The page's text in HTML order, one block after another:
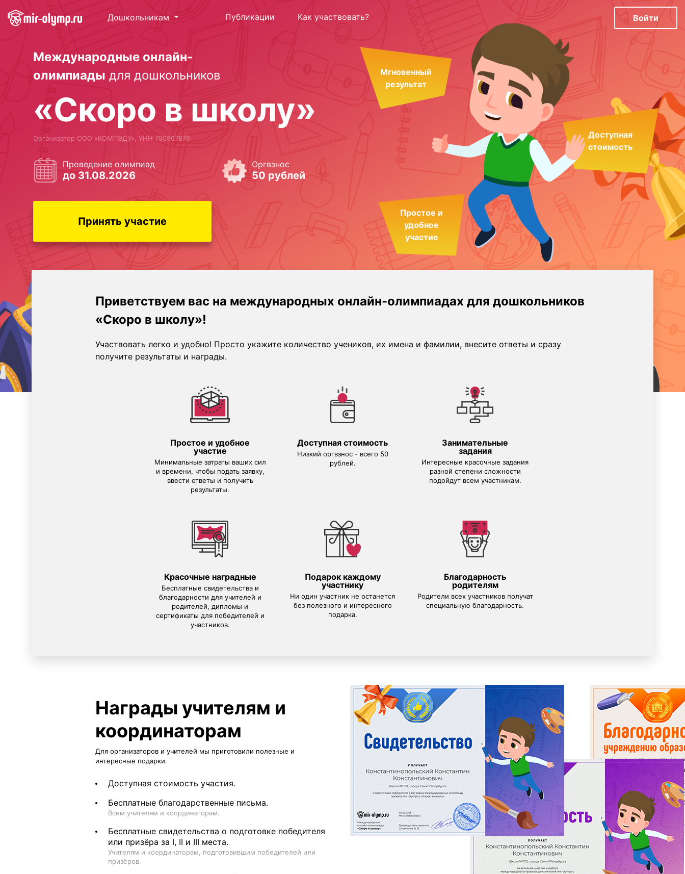
Дошкольникам Публикации Как участвовать? Войти
Международные онлайн-
олимпиады для дошкольников
«Скоро в школу»
Организатор ООО «КОМПЭДУ», УНН 790867878
Проведение олимпиад
до 31.08.2026
Оргвзнос
50 рублей
Принять участие
Мгновенный
результат
Доступная
стоимость
Простое и
удобное
участие
Приветствуем вас на международныx онлайн-олимпиадах для дошкольников
«Скоро в школу»!
Участвовать легко и удобно! Просто укажите количество учеников, их имена и фамилии, внесите ответы и сразу
получите результаты и награды.
Простое и удобное
участие
Минимальные затраты ваших сил
и времени, чтобы подать заявку,
ввести ответы и получить
результаты.
Доступная стоимость
Низкий оргвзнос - всего 50
рублей.
Занимательные
задания
Интересные красочные задания
разной степени сложности
подойдут всем участникам.
Красочные наградные
Бесплатные свидетельства и
благодарности для учителей и
родителей, дипломы и
сертификаты для победителей и
участников.
Подарок каждому
участнику
Ни один участник не останется
без полезного и интересного
подарка.
Благодарность
родителям
Родители всех участников получат
специальную благодарность.
Награды учителям и
координаторам
Для организаторов и учителей мы приготовили полезные и
интересные подарки.
Доступная стоимость участия.
Бесплатные благодарственные письма.
Всем учителям и координаторам.
Бесплатные свидетельства о подготовке победителя
или призёра за I, II и III места.
Учителям и координаторам, подготовившим победителей или
призёров.